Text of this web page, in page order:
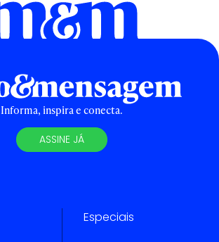
Informa, inspira e conecta.
ASSINE JÁ
Especiais